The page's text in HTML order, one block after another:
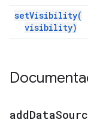
setVisibility(
visibility)